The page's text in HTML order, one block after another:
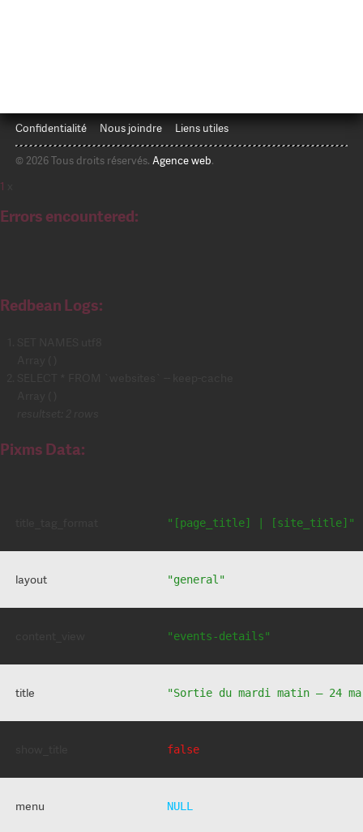
Confidentialité Nous joindre Liens utiles
© 2026 Tous droits réservés. Agence web.
1
Errors encountered:
Redbean Logs:
Pixms Data:
"[page_title] | [site_title]"
layout "general"
"events-details"
title "Sortie du mardi matin – 24
false
menu NULL